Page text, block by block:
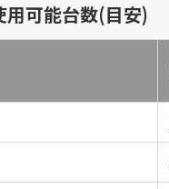
用可能台数(目安)